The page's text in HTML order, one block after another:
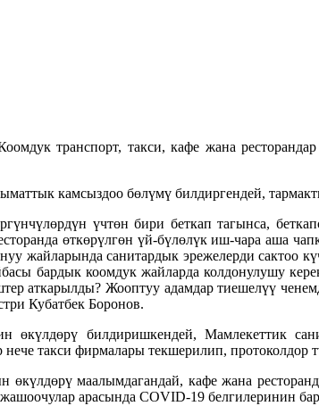
транспорт, такси, кафе жана
камсыздоо бөлүмү билдиргендей,
үчтөн бири беткап тагынса,
өткөрүлгөн үй-бүлөлүк иш-чара аша
жайларында санитардык эрежелерди сактоо
бардык коомдук жайларда колдонулушу
аткарылды? Жооптуу адамдар тиешелүү
Кубатбек Боронов.
өкүлдөрү билдиришкендей, Мамлекеттик
такси фирмалары текшерилип, протоколдор
өкүлдөрү маалымдагандай, кафе жана
арасында COVID-19 белгилеринин